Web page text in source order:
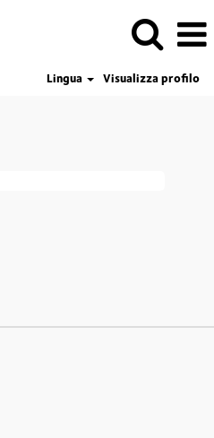
Lingua
Visualizza profilo